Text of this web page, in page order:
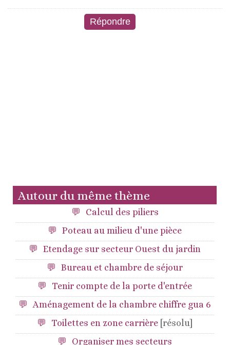
Autour du même thème
Calcul des piliers
Poteau au milieu d'une pièce
Etendage sur secteur Ouest du jardin
Bureau et chambre de séjour
Tenir compte de la porte d'entrée
Aménagement de la chambre chiffre gua 6
Toilettes en zone carrière [résolu]
Organiser mes secteurs